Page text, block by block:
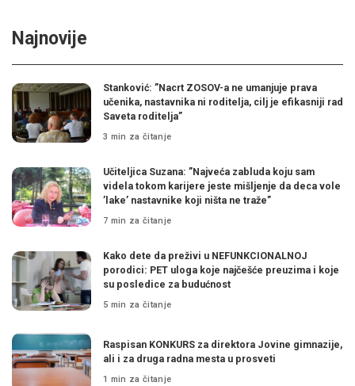
Najnovije
Stanković: ”Nacrt ZOSOV-a ne umanjuje prava
učenika, nastavnika ni roditelja, cilj je efikasniji rad
Saveta roditelja”
3 min za čitanje
Učiteljica Suzana: ”Najveća zabluda koju sam
videla tokom karijere jeste mišljenje da deca vole
’lake’ nastavnike koji ništa ne traže”
7 min za čitanje
Kako dete da preživi u NEFUNKCIONALNOJ
porodici: PET uloga koje najčešće preuzima i koje
su posledice za budućnost
5 min za čitanje
Raspisan KONKURS za direktora Jovine gimnazije,
ali i za druga radna mesta u prosveti
1 min za čitanje